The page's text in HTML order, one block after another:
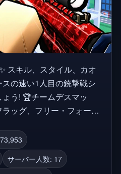
スキル、スタイル、カオ
の速い1人目の銃撃戦シ
スマッ
ッグ、フリー・フォー・
セナル)などの強烈なク
配しましょう。 💥友達と
に1v1または2v2の決闘に
、リーダーボードに到達
サーバー人数: 17